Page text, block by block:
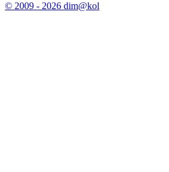
© 2009 - 2026 dim@kol